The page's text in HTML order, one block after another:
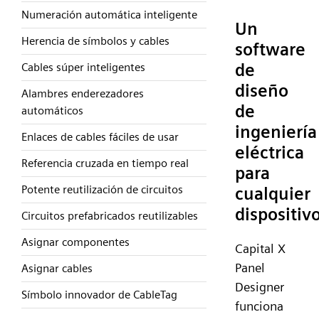
Numeración automática inteligente
Herencia de símbolos y cables
Cables súper inteligentes
Alambres enderezadores
automáticos
Enlaces de cables fáciles de usar
Referencia cruzada en tiempo real
Potente reutilización de circuitos
Circuitos prefabricados reutilizables
Asignar componentes
Asignar cables
Símbolo innovador de CableTag
Un
software
de
diseño
de
ingeniería
eléctrica
para
cualquier
Capital X
Panel
Designer
funciona